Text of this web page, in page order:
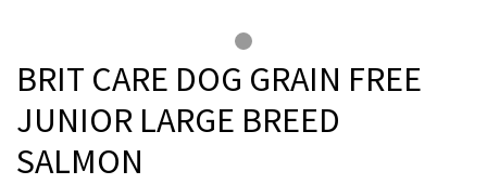
BRIT CARE DOG GRAIN FREE
JUNIOR LARGE BREED
SALMON